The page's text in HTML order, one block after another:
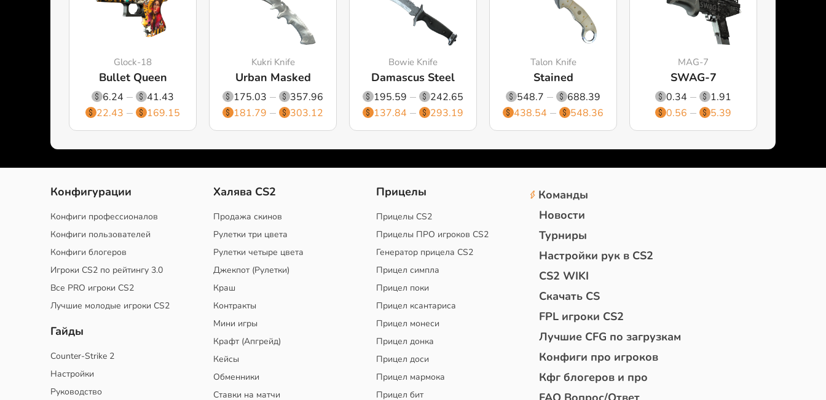
Glock-18
Bullet Queen
6.24
41.43
22.43
169.15
Kukri Knife
Urban Masked
175.03
357.96
181.79
303.12
Bowie Knife
Damascus Steel
195.59
242.65
137.84
293.19
Talon Knife
Stained
548.7
688.39
438.54
548.36
MAG-7
SWAG-7
0.34
1.91
0.56
5.39
Конфигурации
Конфиги профессионалов
Конфиги пользователей
Конфиги блогеров
Игроки CS2 по рейтингу 3.0
Все PRO игроки CS2
Лучшие молодые игроки CS2
Гайды
Counter-Strike 2
Настройки
Руководство
Халява CS2
Продажа скинов
Рулетки три цвета
Рулетки четыре цвета
Джекпот (Рулетки)
Краш
Контракты
Мини игры
Крафт (Апгрейд)
Кейсы
Обменники
Ставки на матчи
Прицелы
Прицелы CS2
Прицелы ПРО игроков CS2
Генератор прицела CS2
Прицел симпла
Прицел поки
Прицел ксантариса
Прицел монеси
Прицел донка
Прицел доси
Прицел мармока
Прицел бит
Команды
Новости
Турниры
Настройки рук в CS2
CS2 WIKI
Скачать CS
FPL игроки CS2
Лучшие CFG по загрузкам
Конфиги про игроков
Кфг блогеров и про